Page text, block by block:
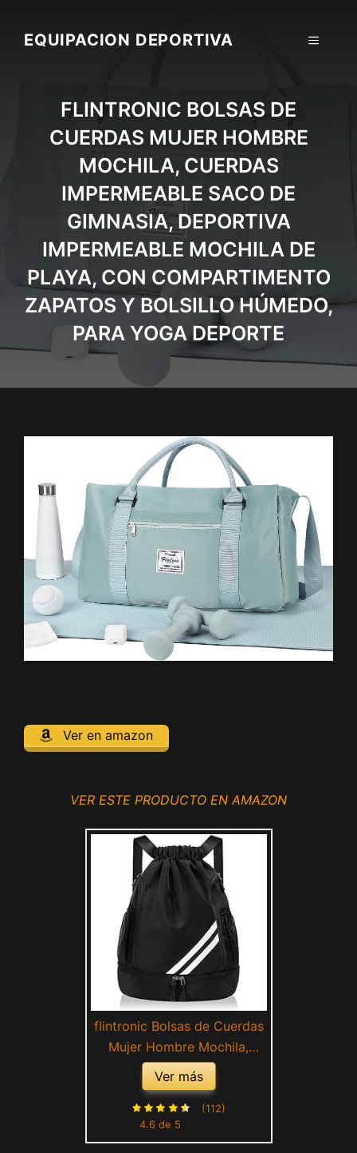
contentEQUIPACION DEPORTIVA MENU
FLINTRONIC BOLSAS DE
CUERDAS MUJER HOMBRE
MOCHILA, CUERDAS
IMPERMEABLE SACO DE
GIMNASIA, DEPORTIVA
IMPERMEABLE MOCHILA DE
PLAYA, CON COMPARTIMENTO
ZAPATOS Y BOLSILLO HÚMEDO,
PARA YOGA DEPORTE
Ver en amazon
VER ESTE PRODUCTO EN AMAZON
flintronic Bolsas de Cuerdas
Mujer Hombre Mochila,
Cuerdas Impermeable Saco
de Gimnasia, Deportiva
Impermeable Mochila de
Playa, con Compartimento
Ver más
4.6 de 5
(112)